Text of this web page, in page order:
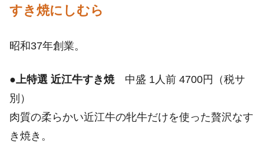
すき焼にしむら
昭和37年創業。
●上特選 近江牛すき焼中盛 1人前 4700円（税サ
別）
肉質の柔らかい近江牛の牝牛だけを使った贅沢なす
き焼き。